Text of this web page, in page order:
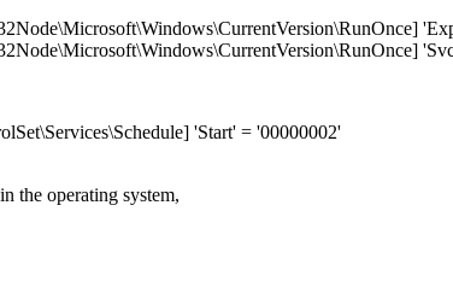
'Start' = '00000002'
the operating system,